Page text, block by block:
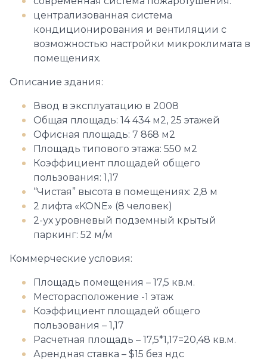
централизованная система
кондиционирования и вентиляции с
возможностью настройки микроклимата в
помещениях.
Описание здания:
Ввод в эксплуатацию в 2008
Общая площадь: 14 434 м2, 25 этажей
Офисная площадь: 7 868 м2
Площадь типового этажа: 550 м2
Коэффициент площадей общего
пользования: 1,17
“Чистая” высота в помещениях: 2,8 м
2 лифта «KONE» (8 человек)
2-ух уровневый подземный крытый
паркинг: 52 м/м
Коммерческие условия:
Площадь помещения – 17,5 кв.м.
Месторасположение -1 этаж
Коэффициент площадей общего
пользования – 1,17
Расчетная площадь – 17,5*1,17=20,48 кв.м.
Арендная ставка – $15 без ндс